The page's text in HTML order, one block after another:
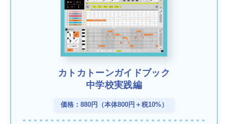
カトカトーンガイドブック
中学校実践編
価格：880円（本体800円＋税10%）